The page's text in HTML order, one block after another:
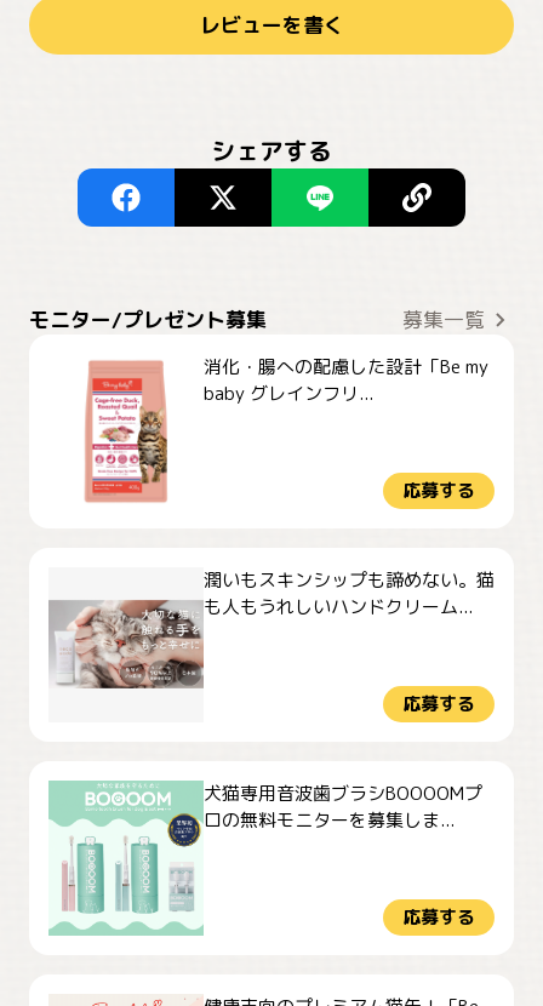
レビューを書く
シェアする
モニター/プレゼント募集 募集一覧
消化・腸への配慮した設計「Be my
baby グレインフリ...
応募する
潤いもスキンシップも諦めない。猫
も人もうれしいハンドクリーム...
応募する
犬猫専用音波歯ブラシBOOOOMプ
ロの無料モニターを募集しま...
応募する